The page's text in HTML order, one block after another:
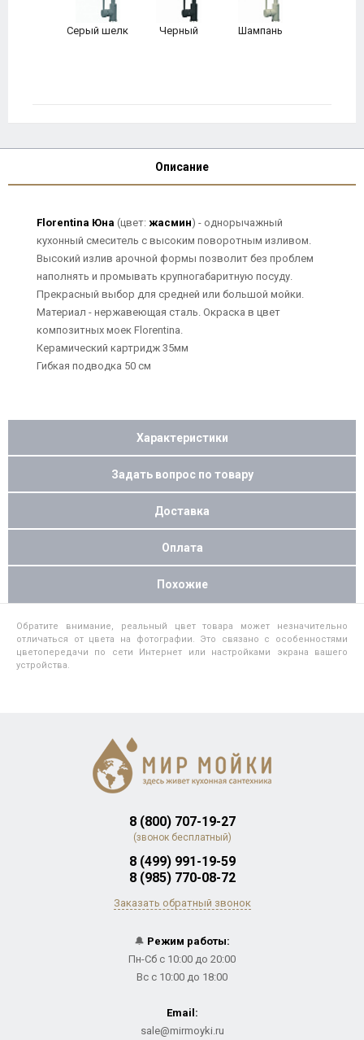
Серый шелк Черный Шампань
Описание
Florentina Юна (цвет: жасмин) - однорычажный
кухонный смеситель с высоким поворотным изливом.
Высокий излив арочной формы позволит без проблем
наполнять и промывать крупногабаритную посуду.
Прекрасный выбор для средней или большой мойки.
Материал - нержавеющая сталь. Окраска в цвет
композитных моек Florentina.
Керамический картридж 35мм
Гибкая подводка 50 см
Характеристики
Задать вопрос по товару
Доставка
Оплата
Похожие
Обратите внимание, реальный цвет товара может незначительно
отличаться от цвета на фотографии. Это связано с особенностями
цветопередачи по сети Интернет или настройками экрана вашего
устройства.
8 (800) 707-19-27
(звонок бесплатный)
8 (499) 991-19-59
8 (985) 770-08-72
Заказать обратный звонок
🔔 Режим работы:
Пн-Сб с 10:00 до 20:00
Вс с 10:00 до 18:00
Email:
sale@mirmoyki.ru